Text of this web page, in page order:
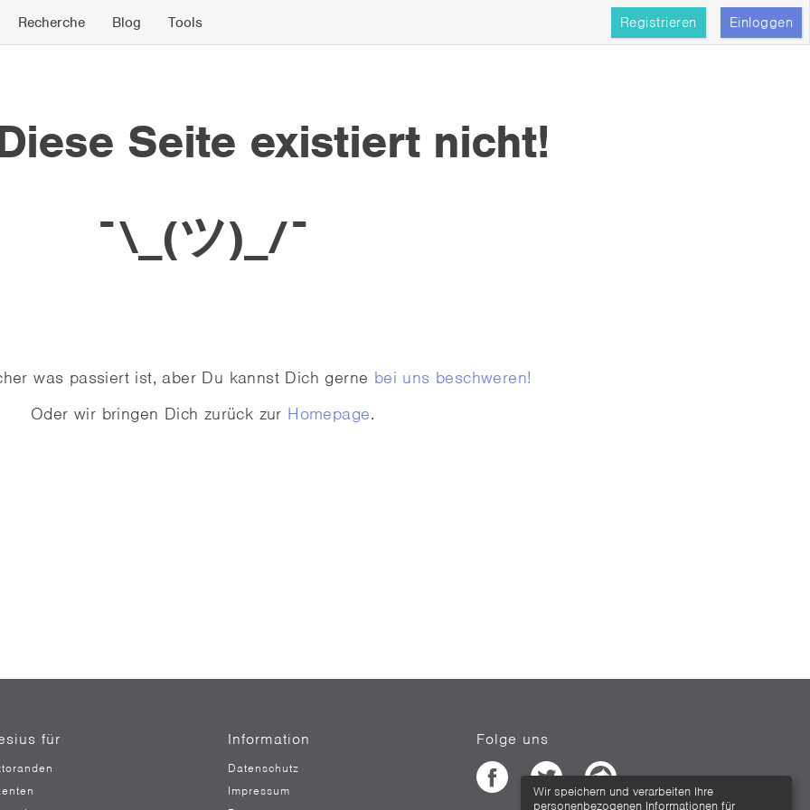
Recherche Blog Tools Registrieren Einloggen
Seite existiert nicht!
¯\_(ツ)_/¯
was passiert ist, aber Du kannst Dich gerne bei uns beschweren!
Oder wir bringen Dich zurück zur Homepage.
für Information
Datenschutz
Impressum
Folge uns
Wir speichern und verarbeiten Ihre
personenbezogenen Informationen für